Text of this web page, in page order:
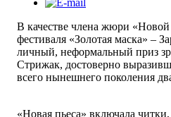
В качестве члена жюри
фестиваля «Золотая маска» –
личный, неформальный приз
Стрижак, достоверно
всего нынешнего поколения
«Новая пьеса» включала